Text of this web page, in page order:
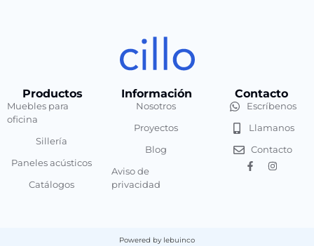
Productos
Muebles para
oficina
Sillería
Paneles acústicos
Catálogos
Información
Nosotros
Proyectos
Blog
Aviso de
privacidad
Contacto
Escríbenos
Llamanos
Contacto
Powered by lebuinco